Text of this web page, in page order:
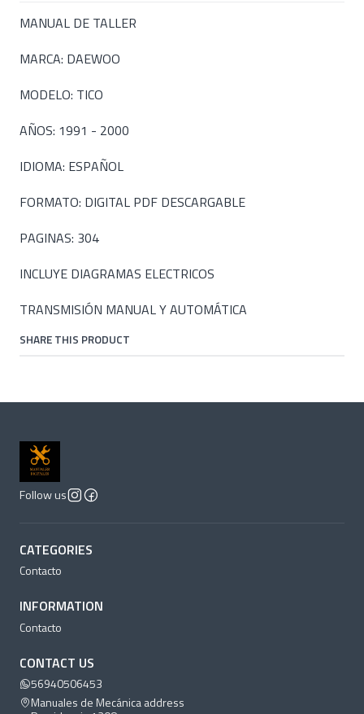
MANUAL DE TALLER
MARCA: DAEWOO
MODELO: TICO
AÑOS: 1991 - 2000
IDIOMA: ESPAÑOL
FORMATO: DIGITAL PDF DESCARGABLE
PAGINAS: 304
INCLUYE DIAGRAMAS ELECTRICOS
TRANSMISIÓN MANUAL Y AUTOMÁTICA
SHARE THIS PRODUCT
Follow us
CATEGORIES
Contacto
INFORMATION
Contacto
CONTACT US
56940506453
Manuales de Mecánica address